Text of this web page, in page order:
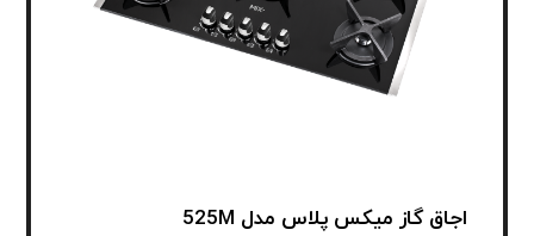
اجاق گاز میکس پلاس مدل 525M